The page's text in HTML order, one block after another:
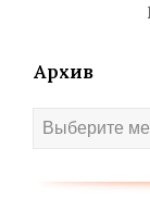
Архив
Архив